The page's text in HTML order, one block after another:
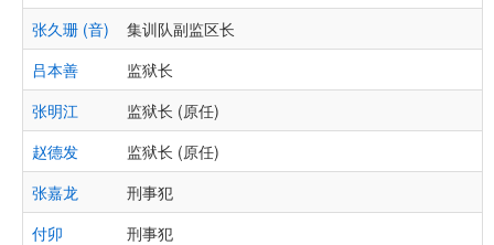
张久珊 (音)
集训队副监区长
吕本善
监狱长
张明江
监狱长 (原任)
赵德发
监狱长 (原任)
张嘉龙
刑事犯
付卯
刑事犯